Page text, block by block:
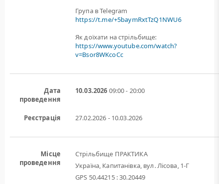
Група в Telegram
https://t.me/+5baymRxtTzQ1NWU6
Як доїхати на стрільбище:
https://www.youtube.com/watch?
v=Bsor8WKcoCc
Дата
проведення
10.03.2026 09:00 - 20:00
Реєстрація 27.02.2026 - 10.03.2026
Місце
проведення
Стрільбище ПРАКТИКА
Україна, Капитанівка, вул. Лісова, 1-Г
GPS 50.44215 : 30.20449